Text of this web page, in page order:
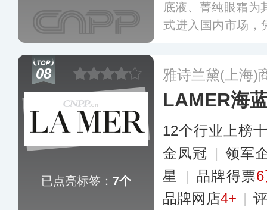
底液、菁纯眼霜为
式进入国内市场，
心和化妆品连锁。
08
已点亮标签： 7个
雅诗兰黛(上海)
LAMER海
12个行业上榜
金凤冠 | 领军
星
| 品牌得票
品牌网店4+ |